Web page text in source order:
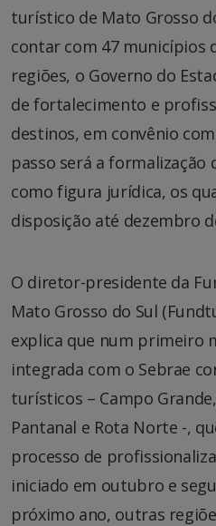
turístico de Mato Grosso
contar com 47 municípios
regiões, o Governo do
de fortalecimento e
destinos, em convênio
passo será a formalização
como figura jurídica, os
disposição até dezembro
O diretor-presidente da
Mato Grosso do Sul
explica que num primeiro
integrada com o Sebrae
turísticos – Campo
Pantanal e Rota Norte -,
processo de
iniciado em outubro e
próximo ano, outras